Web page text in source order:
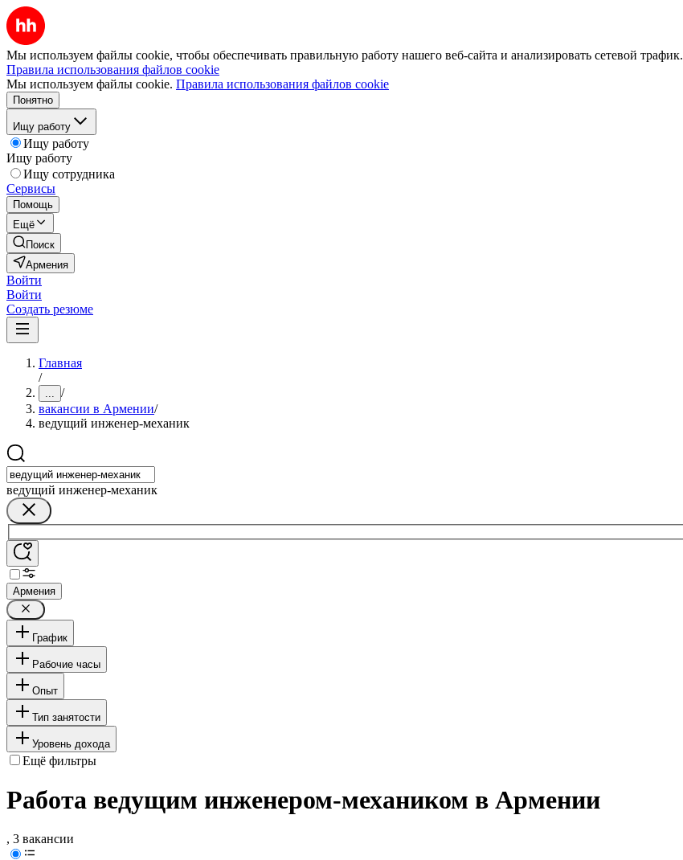
Мы используем файлы cookie, чтобы обеспечивать правильную работу нашего веб-сайта и анализировать сетевой трафик.
Правила использования файлов cookie
Мы используем файлы cookie. Правила использования файлов cookie
Понятно
Ищу работу
Ищу работу
Ищу работу
Ищу сотрудника
Сервисы
Помощь
Ещё
Поиск
Армения
Войти
Войти
Создать резюме
Главная
/
... /
вакансии в Армении/
ведущий инженер-механик
ведущий инженер-механик
Армения
График
Рабочие часы
Опыт
Тип занятости
Уровень дохода
Ещё фильтры
Работа ведущим инженером-механиком в Армении
, 3 вакансии